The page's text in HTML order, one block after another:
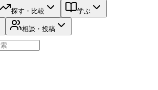
探す・比較 学ぶ
相談・投稿